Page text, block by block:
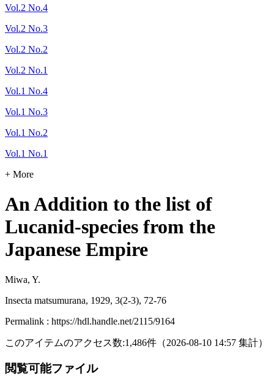
Vol.2 No.4
Vol.2 No.3
Vol.2 No.2
Vol.2 No.1
Vol.1 No.4
Vol.1 No.3
Vol.1 No.2
Vol.1 No.1
+ More
An Addition to the list of
Lucanid-species from the
Japanese Empire
Miwa, Y.
Insecta matsumurana, 1929, 3(2-3), 72-76
Permalink : https://hdl.handle.net/2115/9164
このアイテムのアクセス数:1,486件 （2026-08-10 14:57 集計）
閲覧可能ファイル